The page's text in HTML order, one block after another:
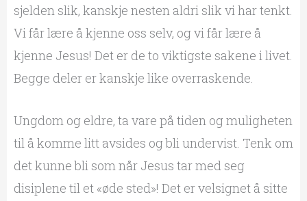
sjelden slik, kanskje nesten aldri slik vi har tenkt.
Vi får lære å kjenne oss selv, og vi får lære å
kjenne Jesus! Det er de to viktigste sakene i livet.
Begge deler er kanskje like overraskende.
Ungdom og eldre, ta vare på tiden og muligheten
til å komme litt avsides og bli undervist. Tenk om
det kunne bli som når Jesus tar med seg
disiplene til et «øde sted»! Det er velsignet å sitte